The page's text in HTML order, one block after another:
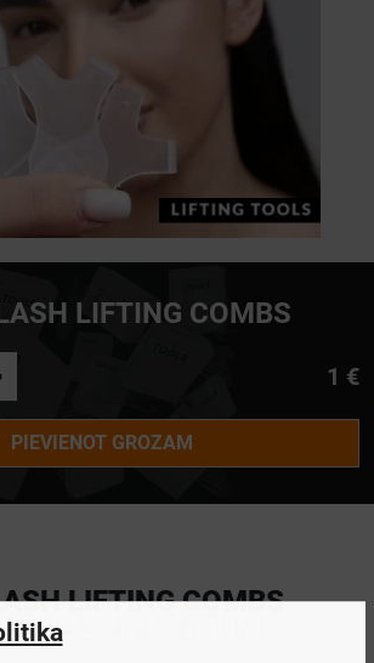
LIFTING COMBS
1 €
PIEVIENOT GROZAM
LIFTING COMBS-
NORĀDĪJUMI